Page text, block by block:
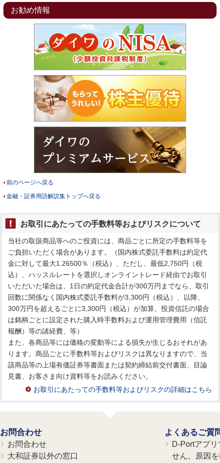
お勧め情報
前のページへ戻る
金融・証券用語解説集トップへ戻る
お取引にあたっての手数料等およびリスクについて
当社の取扱商品等へのご投資には、商品ごとに所定の手数料等を
ご負担いただく場合があります。（国内株式委託手数料は約定代
金に対して最大1.26500％（税込）、ただし、最低2,750円（税
込）、ハッスルレートを選択しオンライントレード経由でお取引
いただいた場合は、1日の約定代金合計が300万円までなら、取引
回数に関係なく国内株式委託手数料が3,300円（税込）、以降、
300万円を超えるごとに3,300円（税込）が加算、投資信託の場合
は銘柄ごとに設定された購入時手数料および運用管理費用（信託
報酬）等の諸経費、等）
また、各商品等には価格の変動等による損失が生じるおそれがあ
ります。商品ごとに手数料等およびリスクは異なりますので、当
該商品等の上場有価証券等書面または契約締結前交付書面、目論
見書、お客さま向け資料等をお読みください。
お取引にあたっての手数料等およびリスクの詳細はこちら
お問合わせ
お問合わせ
大和証券以外の窓口
よくあるご質
D-Portアプ
せん。原因